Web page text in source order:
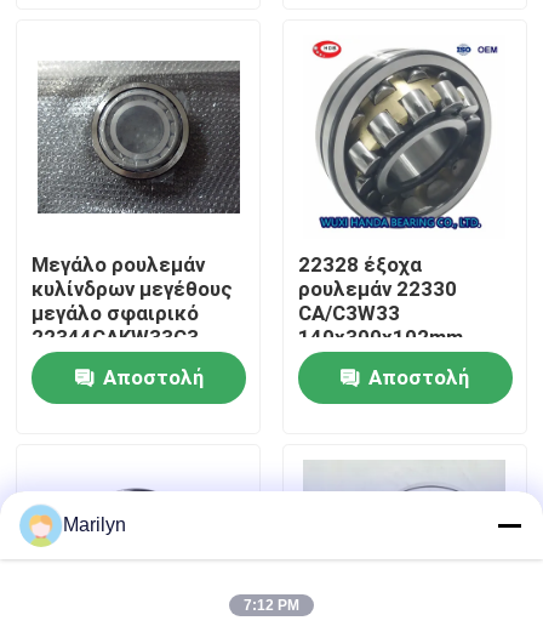
Περίπου εμείς
Γύρος εργοστασίων
Μας ελάτε σε επαφή με
Ειδήσεις
Μυτερό ρουλεμάν κυλίνδρων
Σφαιρικό ρουλεμάν κυλίνδρων
Μεγάλο ρουλεμάν
κυλίνδρων μεγέθους
μεγάλο σφαιρικό
22344CAKW33C3
22344MBW33
22344CCW33
Αποστολή
22328 έξοχα
ρουλεμάν 22330
CA/C3W33
140x300x102mm
ακρίβειας CA/C3W33
SKF
Αποστολή
Marilyn
7:12 PM